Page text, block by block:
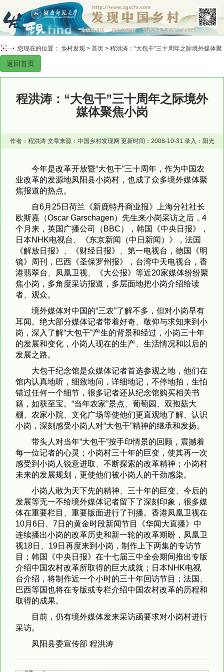
您现在的位置： 乡村发现 > 首页 > 程洪涛：“大包干”三十周年之际境外媒体聚
焦小岗
返回首页
程洪涛：“大包干”三十周年之际境外
媒体聚焦小岗
作者：程洪涛 文章来源：中国乡村发现网 更新时间：2008-10-31 录入：阳光
今年是改革开放暨“大包干”三十周年，作为中国农
业改革的发源地凤阳县小岗村，也成了众多境外媒体聚
焦报道的热点。
自6月25日荷兰《新鹿特丹商业报》上海分社社长
欧斯嘉（Oscar Garschagen）先生来小岗采访之后，4
个月来，英国广播公司（BBC），韩国《中央日报》，
日本NHK电视台、《东京新闻（中日新闻）》，法国
《解放日报》、《财经日报》、第一电视台，德国《明
镜》周刊，巴西《圣保罗州报》，台湾中天电视台，香
港翡翠台、凤凰卫视、《大公报》等近20家媒体纷纷聚
焦小岗，多角度采访报道，多层面地把小岗介绍给读
者、观众。
境外媒体对中国的“三农”了解不多，但对小岗早有
耳闻。绝大部分媒体记者带着好奇、敬仰与求知来到小
岗，深入了解“大包干”产生的背景和经过，小岗三十年
的发展和变化，小岗人现在的生产、生活情况和以后的
发展之路。
大包干纪念馆是众媒体记者首选参观之地，他们在
馆内认真地听，细致地问，详细地记，不停地拍，生怕
错过任何一个细节，很多记者还从纪念馆购买相关书
籍，如获至宝。“当年农家”景点、葡萄园、双孢菇大
棚、农家小院、文化广场等使他们更直观地了解、认识
小岗，深刻感受小岗人对“大包干”精神的继承和发扬。
带头人对当年“大包干”按手印情景的回顾，震撼着
每一位记者的心灵；小岗村三十年的巨变，使其再一次
感受到小岗人锐意进取、不断探索的改革精神；小岗村
未来的发展规划，更使他们被小岗人的干劲感染。
小岗人敢为天下先的精神、三十年的巨变、今后的
发展等无一不给境外媒体记者留下了深刻印象，很多媒
体在重要栏目、重要版面进行了刊播。香港凤凰卫视在
10月6日、7日的黄金时段新闻节目《华闻大直播》中
连续播出小岗的改革历史和新一轮的改革期盼，凤凰卫
视18日、19日再度来到小岗，制作上下两集的专访节
目；韩国《中央日报》在十七届三中全会期间推出专版
介绍中国农村改革所取得的巨大成就；日本NHK电视
台介绍，将制作近一个小时的三十年回访节目；法国、
巴西等国也将在专版或专栏介绍中国农村改革的历程和
取得的成果。
目前，仍有境外媒体发来采访函要求对小岗村进行
采访。
凤阳县委宣传部 程洪涛